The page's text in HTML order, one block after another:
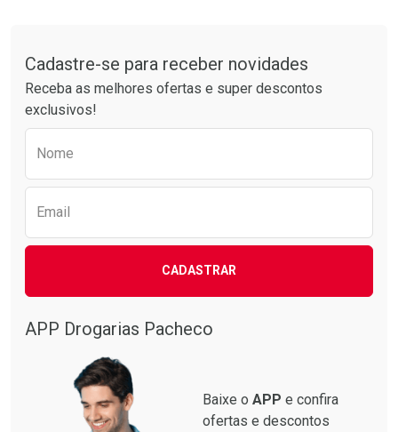
Cadastre-se para receber novidades
Receba as melhores ofertas e super descontos
exclusivos!
Nome
Email
CADASTRAR
APP Drogarias Pacheco
Baixe o APP e confira
ofertas e descontos